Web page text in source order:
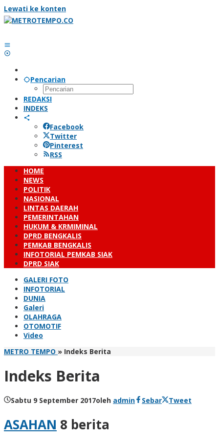
Lewati ke konten
Pencarian
REDAKSI
INDEKS
Facebook
Twitter
Pinterest
RSS
HOME
NEWS
POLITIK
NASIONAL
LINTAS DAERAH
PEMERINTAHAN
HUKUM & KRMIMINAL
DPRD BENGKALIS
PEMKAB BENGKALIS
INFOTORIAL PEMKAB SIAK
DPRD SIAK
GALERI FOTO
INFOTORIAL
DUNIA
Galeri
OLAHRAGA
OTOMOTIF
Video
METRO TEMPO » Indeks Berita
Indeks Berita
Sabtu 9 September 2017oleh admin Sebar Tweet
ASAHAN 8 berita